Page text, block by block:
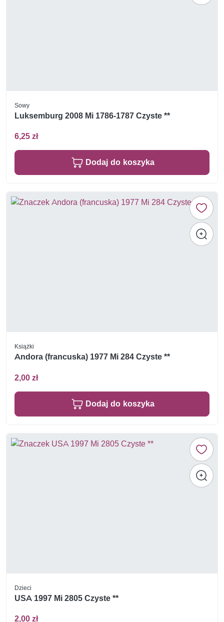
Sowy
Luksemburg 2008 Mi 1786-1787 Czyste **
6,25 zł
Dodaj do koszyka
Książki
Andora (francuska) 1977 Mi 284 Czyste **
2,00 zł
Dodaj do koszyka
Dzieci
USA 1997 Mi 2805 Czyste **
2,00 zł